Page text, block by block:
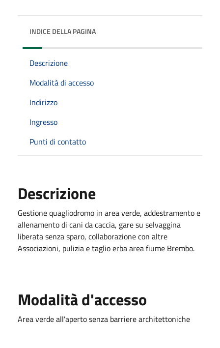
INDICE DELLA PAGINA
Descrizione
Modalità di accesso
Indirizzo
Ingresso
Punti di contatto
Descrizione
Gestione quagliodromo in area verde, addestramento e
allenamento di cani da caccia, gare su selvaggina
liberata senza sparo, collaborazione con altre
Associazioni, pulizia e taglio erba area fiume Brembo.
Modalità d'accesso
Area verde all'aperto senza barriere architettoniche